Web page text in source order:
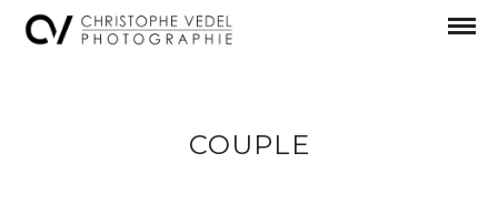
COUPLE